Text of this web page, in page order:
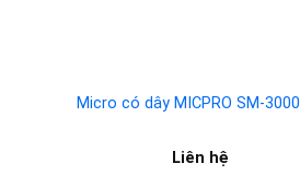
Micro có dây MICPRO SM-3000
Liên hệ